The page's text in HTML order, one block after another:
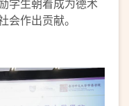
会作出贡献。